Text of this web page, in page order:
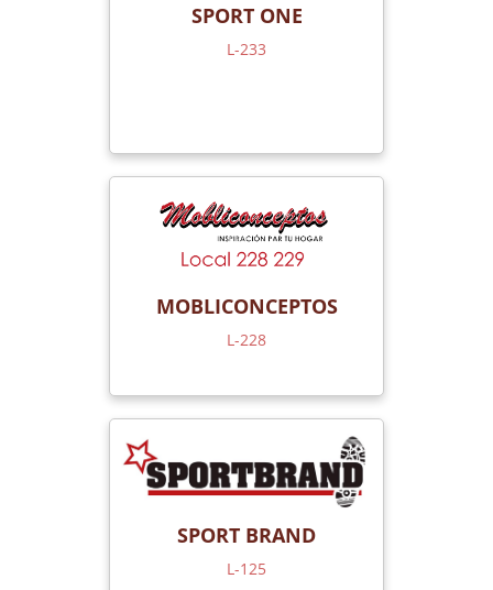
SPORT ONE
L-233
MOBLICONCEPTOS
L-228
SPORT BRAND
L-125